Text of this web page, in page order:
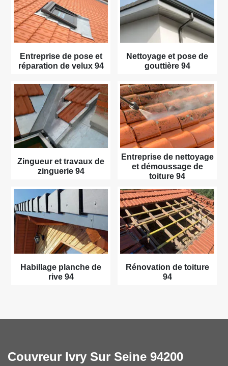
Entreprise de pose et
réparation de velux 94
Nettoyage et pose de
gouttière 94
Zingueur et travaux de
zinguerie 94
Entreprise de nettoyage
et démoussage de
toiture 94
Habillage planche de
rive 94
Rénovation de toiture
94
Couvreur Ivry Sur Seine 94200